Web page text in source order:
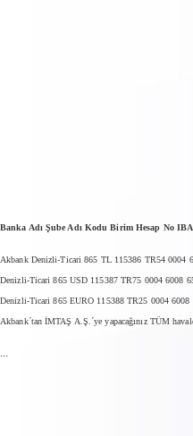
Banka Adı Şube Adı Kodu Birim Hesap No
Akbank Denizli-Ticari 865 TL 115386 TR54 0004
Denizli-Ticari 865 USD 115387 TR75 0004 6008
Denizli-Ticari 865 EURO 115388 TR25 0004 6008
Akbank´tan İMTAŞ A.Ş.´ye yapacağınız TÜM